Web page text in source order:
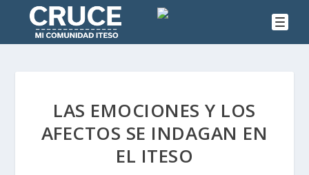
LAS EMOCIONES Y LOS
AFECTOS SE INDAGAN EN
EL ITESO